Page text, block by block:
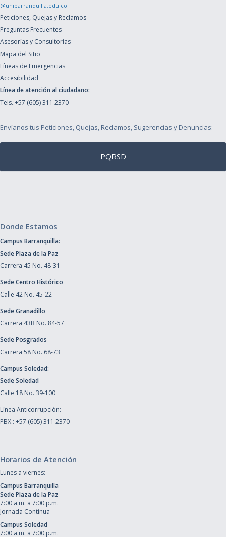
@unibarranquilla.edu.co
Peticiones, Quejas y Reclamos
Preguntas Frecuentes
Asesorías y Consultorías
Mapa del Sitio
Líneas de Emergencias
Accesibilidad
Línea de atención al ciudadano:
Tels.:+57 (605) 311 2370
Envíanos tus Peticiones, Quejas, Reclamos, Sugerencias y Denuncias:
PQRSD
Donde Estamos
Campus Barranquilla:
Sede Plaza de la Paz
Carrera 45 No. 48-31
Sede Centro Histórico
Calle 42 No. 45-22
Sede Granadillo
Carrera 43B No. 84-57
Sede Posgrados
Carrera 58 No. 68-73
Campus Soledad:
Sede Soledad
Calle 18 No. 39-100
Línea Anticorrupción:
PBX.: +57 (605) 311 2370
Horarios de Atención
Lunes a viernes:
Campus Barranquilla
Sede Plaza de la Paz
7:00 a.m. a 7:00 p.m.
Jornada Continua
Campus Soledad
7:00 a.m. a 7:00 p.m.